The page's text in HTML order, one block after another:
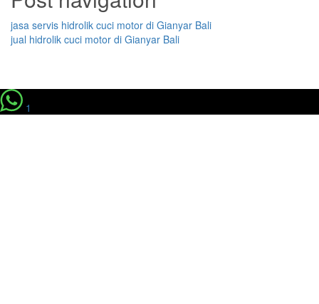
jasa servis hidrolik cuci motor di Gianyar Bali
jual hidrolik cuci motor di Gianyar Bali
1